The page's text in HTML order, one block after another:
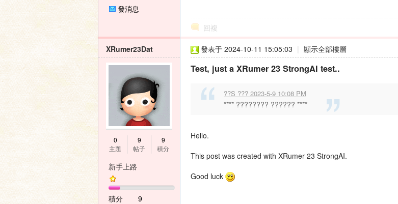
發消息
回複
XRumer23Dat
0
主題
9
帖子
9
積分
新手上路
積分
9
發表于 2024-10-11 15:05:03 | 顯示全部樓層
Test, just a XRumer 23 StrongAI test..
??S ??? 2023-5-9 10:08 PM
**** ???????? ?????? ****
Hello.
This post was created with XRumer 23 StrongAI.
Good luck